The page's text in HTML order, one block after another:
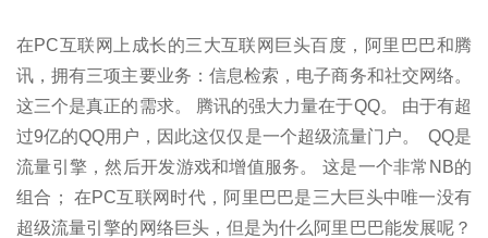
在PC互联网上成长的三大互联网巨头百度，阿里巴巴和腾
讯，拥有三项主要业务：信息检索，电子商务和社交网络。
这三个是真正的需求。 腾讯的强大力量在于QQ。 由于有超
过9亿的QQ用户，因此这仅仅是一个超级流量门户。 QQ是
流量引擎，然后开发游戏和增值服务。 这是一个非常NB的
组合； 在PC互联网时代，阿里巴巴是三大巨头中唯一没有
超级流量引擎的网络巨头，但是为什么阿里巴巴能发展呢？